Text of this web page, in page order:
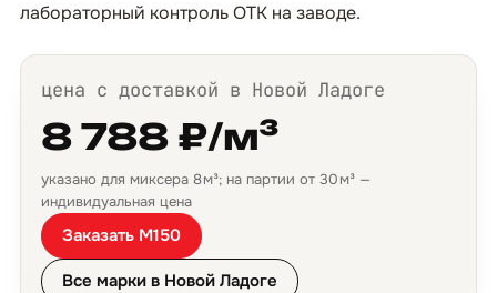
лабораторный контроль ОТК на заводе.
цена с доставкой в Новой Ладоге
8 788 ₽/м³
указано для миксера 8 м³; на партии от 30 м³ —
индивидуальная цена
Заказать М150
Все марки в Новой Ладоге